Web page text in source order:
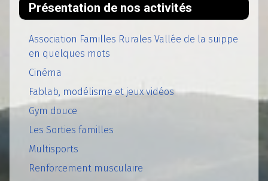
Présentation de nos activités
Association Familles Rurales Vallée de la suippe
en quelques mots
Cinéma
Fablab, modélisme et jeux vidéos
Gym douce
Les Sorties familles
Multisports
Renforcement musculaire